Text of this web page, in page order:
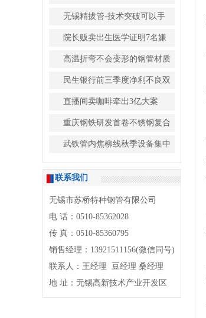
无锡精拔管-技术突破可以手
院长贩卖出生医学证明7名嫌
高温折弯不会变形的钢管材质
民生银行前三季度净利不良双
直播间卖咖啡牵出3亿大案
重庆钢铁研发首卷不锈钢复合
武铁管内焦柳线秋季设备集中
联系我们
无锡市苏桥特种钢管有限公司
电 话：0510-85362028
传 真：0510-85360795
销售经理：13921511156(微信同号)
联系人：王经理 豆经理 桑经理
地 址：无锡高新技术产业开发区